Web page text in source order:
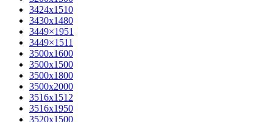
3424х1510
3430х1480
3449×1951
3449×1511
3500x1600
3500х1500
3500х1800
3500х2000
3516х1512
3516х1950
3520х1500